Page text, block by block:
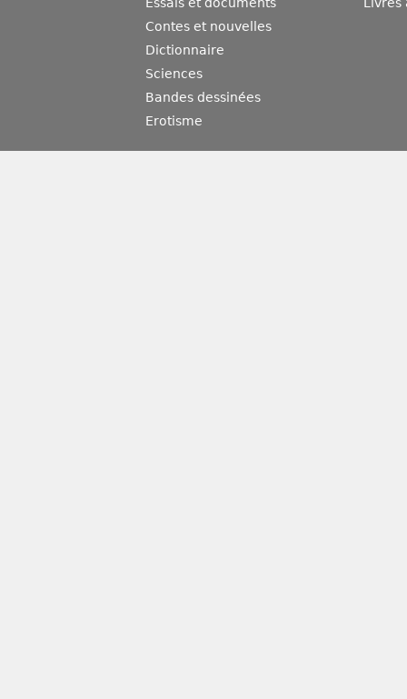
Essais et documents
Contes et nouvelles
Dictionnaire
Sciences
Bandes dessinées
Erotisme
Livres